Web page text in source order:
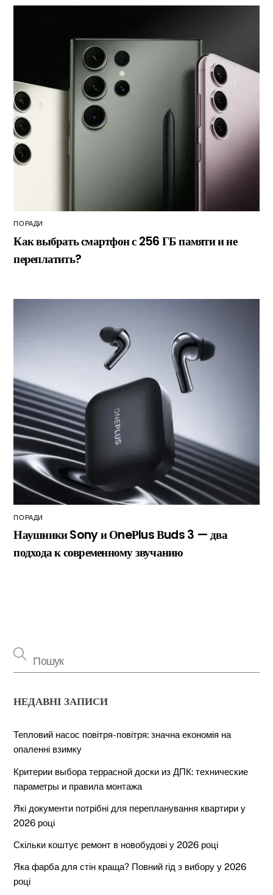
ПОРАДИ
Как выбрать смартфон с 256 ГБ памяти и не
переплатить?
ПОРАДИ
Наушники Sony и ОneРlus Вuds 3 — два
подхода к современному звучанию
НЕДАВНІ ЗАПИСИ
Тепловий насос повітря-повітря: значна економія на
опаленні взимку
Критерии выбора террасной доски из ДПК: технические
параметры и правила монтажа
Які документи потрібні для перепланування квартири у
2026 році
Скільки коштує ремонт в новобудові у 2026 році
Яка фарба для стін краща? Повний гід з вибору у 2026
році